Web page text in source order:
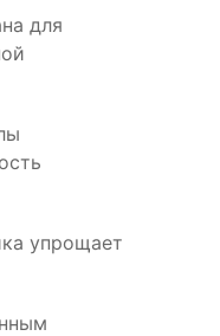
для
упрощает